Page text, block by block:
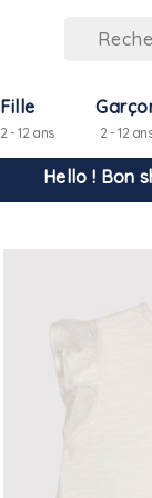
Fille
2 - 12 ans 2 - 12
Hello ! Bon
La livraison